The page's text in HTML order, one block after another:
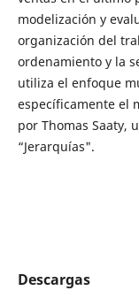
modelización y
organización del
ordenamiento y la
utiliza el enfoque
específicamente el
por Thomas Saaty,
“Jerarquías".
Descargas